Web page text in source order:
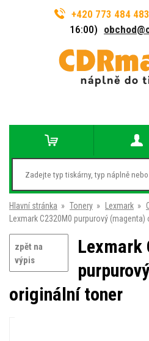
+420 773 484 483
16:00)
Hlavní stránka » Tonery » Lexmark »
Lexmark C2320M0 purpurový
zpět na
výpis
Lexmark
originální toner